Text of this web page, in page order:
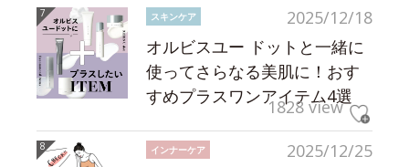
2025/12/18
スキンケア
オルビスユー ドットと一緒に
使ってさらなる美肌に！おす
すめプラスワンアイテム4選
1828 view
2025/12/25
インナーケア